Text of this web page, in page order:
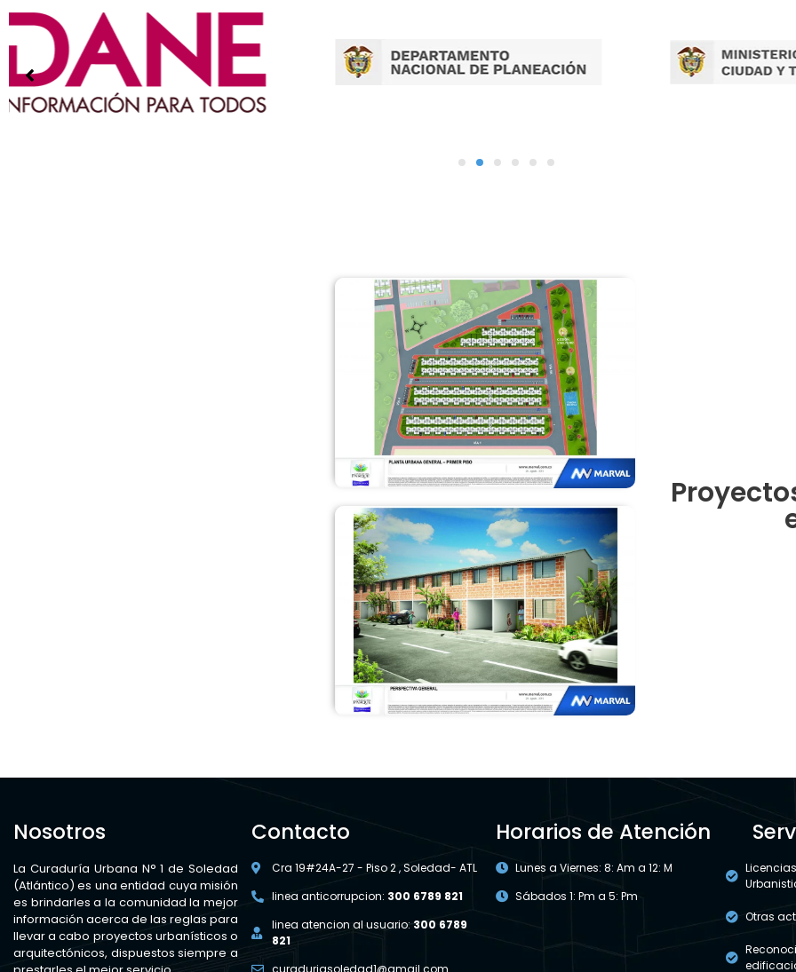
Nosotros
La Curaduría Urbana N° 1 de Soledad
(Atlántico) es una entidad cuya misión
es brindarles a la comunidad la mejor
información acerca de las reglas para
llevar a cabo proyectos urbanísticos o
arquitectónicos, dispuestos siempre a
Contacto
Cra 19#24A-27 - Piso 2 , Soledad- ATL
linea anticorrupcion: 300 6789 821
linea atencion al usuario:300 6789
821
Horarios de Atención
Lunes a Viernes: 8: Am a 12: M
Sábados 1: Pm a 5: Pm
Licencias
Otras